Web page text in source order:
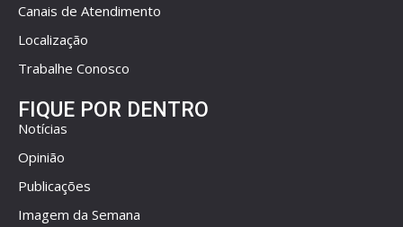
Canais de Atendimento
Localização
Trabalhe Conosco
FIQUE POR DENTRO
Notícias
Opinião
Publicações
Imagem da Semana